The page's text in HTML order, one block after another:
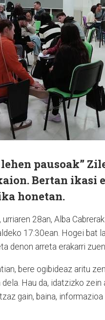
pausoak”
Bertan ikasi
honetan.
28an, Alba
17:30ean. Hogei bat
denon arreta erakarri
bere ogibideaz aritu
Hau da, idatzizko
gain, baina,